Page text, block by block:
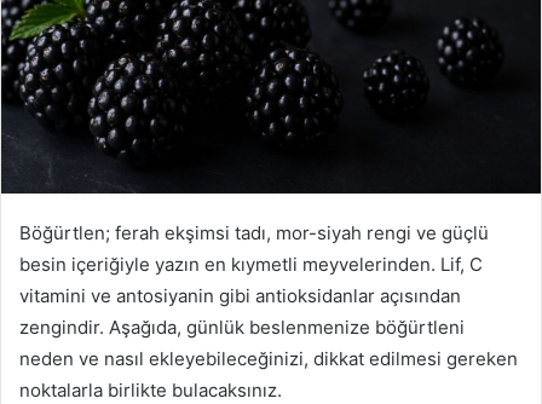
Böğürtlen; ferah ekşimsi tadı, mor-siyah rengi ve güçlü
besin içeriğiyle yazın en kıymetli meyvelerinden. Lif, C
vitamini ve antosiyanin gibi antioksidanlar açısından
zengindir. Aşağıda, günlük beslenmenize böğürtleni
neden ve nasıl ekleyebileceğinizi, dikkat edilmesi gereken
noktalarla birlikte bulacaksınız.